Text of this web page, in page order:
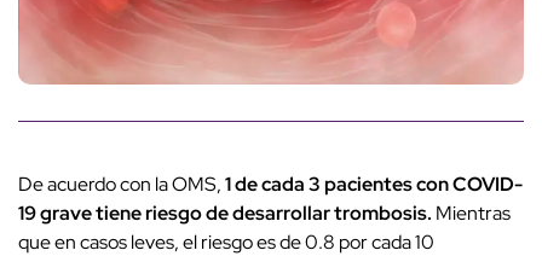
De acuerdo con la OMS,1 de cada 3 pacientes con COVID-
19 grave tiene riesgo de desarrollar trombosis. Mientras
que en casos leves, el riesgo es de 0.8 por cada 10